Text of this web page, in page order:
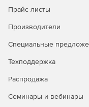
Прайс-листы
Производители
Специальные
Техподдержка
Распродажа
Семинары и вебинары